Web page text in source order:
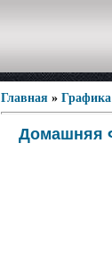
Главная »
Домашняя